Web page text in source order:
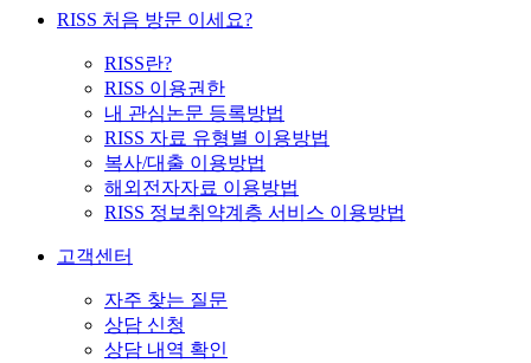
RISS 처음 방문 이세요?
RISS란?
RISS 이용권한
내 관심논문 등록방법
RISS 자료 유형별 이용방법
복사/대출 이용방법
해외전자자료 이용방법
RISS 정보취약계층 서비스 이용방법
고객센터
자주 찾는 질문
상담 신청
상담 내역 확인